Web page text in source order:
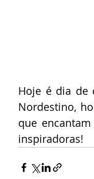
Hoje é dia de
Nordestino,
que
inspiradoras!